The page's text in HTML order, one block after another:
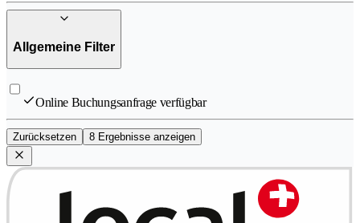
Allgemeine Filter
Online Buchungsanfrage verfügbar
Zurücksetzen 8 Ergebnisse anzeigen